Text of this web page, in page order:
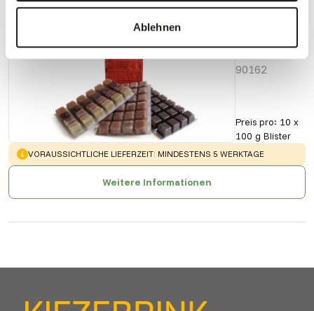
Ablehnen
Mix
90162
Preis pro: 10 x
100 g Blister
WARNING:
VORAUSSICHTLICHE LIEFERZEIT: MINDESTENS 5 WERKTAGE
Weitere Informationen